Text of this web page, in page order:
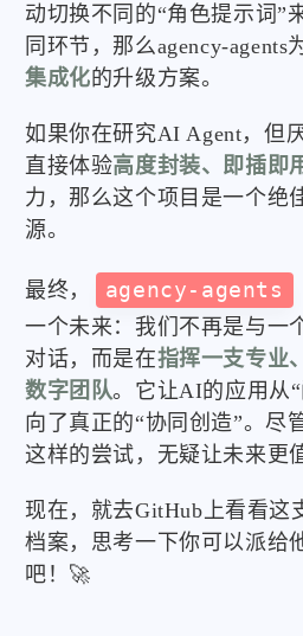
动切换不同的“角色提示词”
同环节，那么agency-agents
集成化的升级方案。
如果你在研究AI Agent，但
直接体验高度封装、即插即
力，那么这个项目是一个绝
源。
最终， agency-agents
一个未来：我们不再是与一
对话，而是在指挥一支专业
数字团队。它让AI的应用从
向了真正的“协同创造”。尽
这样的尝试，无疑让未来更
现在，就去GitHub上看看这
档案，思考一下你可以派给
吧！🚀